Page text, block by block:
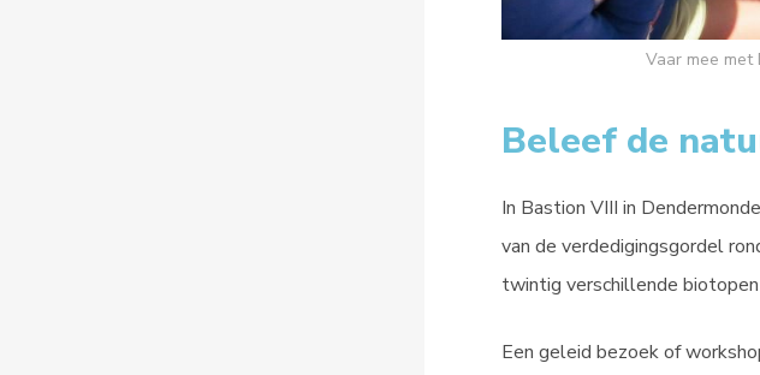
Vaar mee met
Beleef de
In Bastion VIII in
van de verdedigingsgordel
twintig verschillende
Een geleid bezoek of